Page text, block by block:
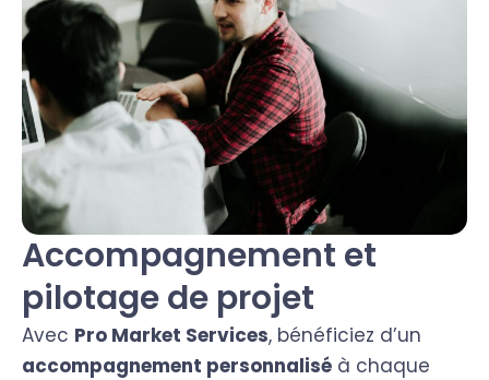
Accompagnement et
pilotage de projet
Avec Pro Market Services, bénéficiez d’un
accompagnement personnalisé à chaque